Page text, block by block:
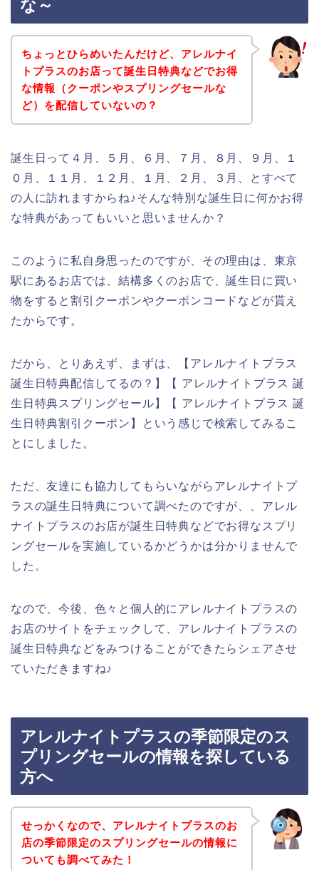
な～
ちょっとひらめいたんだけど、アレルナイ
トプラスのお店って誕生日特典などでお得
な情報（クーポンやスプリングセールな
ど）を配信していないの？
誕生日って４月、５月、６月、７月、８月、９月、１
０月、１１月、１２月、１月、２月、３月、とすべて
の人に訪れますからね♪そんな特別な誕生日に何かお得
な特典があってもいいと思いませんか？
このように私自身思ったのですが、その理由は、東京
駅にあるお店では、結構多くのお店で、誕生日に買い
物をすると割引クーポンやクーポンコードなどが貰え
たからです。
だから、とりあえず、まずは、【アレルナイトプラス
誕生日特典配信してるの？】【 アレルナイトプラス 誕
生日特典スプリングセール】【 アレルナイトプラス 誕
生日特典割引クーポン】という感じで検索してみるこ
とにしました。
ただ、友達にも協力してもらいながらアレルナイトプ
ラスの誕生日特典について調べたのですが、、アレル
ナイトプラスのお店が誕生日特典などでお得なスプリ
ングセールを実施しているかどうかは分かりませんで
した。
なので、今後、色々と個人的にアレルナイトプラスの
お店のサイトをチェックして、アレルナイトプラスの
誕生日特典などをみつけることができたらシェアさせ
ていただきますね♪
アレルナイトプラスの季節限定のス
プリングセールの情報を探している
方へ
せっかくなので、アレルナイトプラスのお
店の季節限定のスプリングセールの情報に
ついても調べてみた！